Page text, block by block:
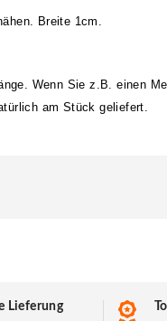
Breite 1cm.
Wenn Sie z.B. einen
am Stück geliefert.
Lieferung